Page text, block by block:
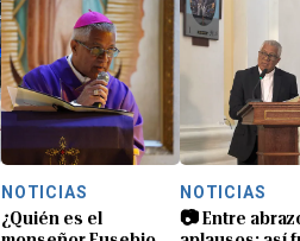
NOTICIAS
¿Quién es el
NOTICIAS
📷 Entre